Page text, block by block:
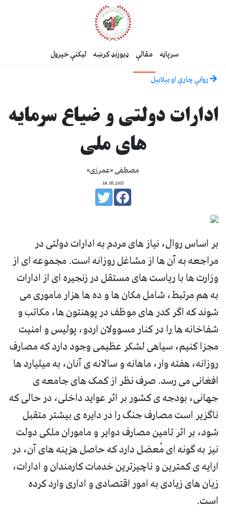
سرپاڼه مقالې ډیورنډ کرښه لیکنې خپرول
روانې چارې او بېلابېل
ادارات دولتی و ضیاع سرمایه
های ملی
مصطفی «عمرزی»
18.05.2017
بر اساس روال، نیاز های مردم به ادارات دولتی در
مراجعه به آن ها از مشاغل روزانه است. مجموعه ای از
وزارت ها با ریاست های مستقل در زنجیره ای از ادارات
به هم مرتبط، شامل مکان ها و ده ها هزار ماموری می
شوند که اگر کدر های موظف در پوهنتون ها، مکاتب و
شفاخانه ها را در کنار مسوولان اردو، پولیس و امنیت
مجزا کنیم، سیاهی لشکر عظیمی وجود دارد که مصارف
روزانه، هفته وار، ماهانه و سالانه ی آنان، به میلیارد ها
افغانی می رسد. صرف نظر از کمک های جامعه ی
جهانی، بودجه ی کشور بر اثر عواید داخلی، در حالی که
ناگزیر است مصارف جنگ را در دایره ی بیشتر متقبل
شود، بر اثر تامین مصارف دوایر و ماموران ملکی دولت
نیز به گونه ای مُعضل دارد که حاصل هزینه های آن، در
ارایه ی کمترین و ناچیزترین خدمات کارمندان و ادارات،
زیان های زیادی به امور اقتصادی و اداری وارد کرده
است.